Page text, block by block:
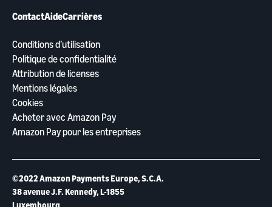
ContactAideCarrières
Conditions d’utilisation
Politique de confidentialité
Attribution de licenses
Mentions légales
Cookies
Acheter avec Amazon Pay
Amazon Pay pour les entreprises
©2022 Amazon Payments Europe, S.C.A.
38 avenue J.F. Kennedy, L-1855
Luxembourg